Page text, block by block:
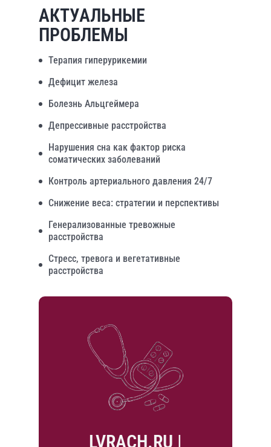
АКТУАЛЬНЫЕ
ПРОБЛЕМЫ
Терапия гиперурикемии
Дефицит железа
Болезнь Альцгеймера
Депрессивные расстройства
Нарушения сна как фактор риска
соматических заболеваний
Контроль артериального давления 24/7
Снижение веса: стратегии и перспективы
Генерализованные тревожные
расстройства
Стресс, тревога и вегетативные
расстройства
LVRACH.RU |